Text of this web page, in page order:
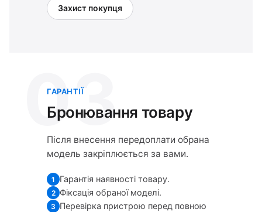
Захист покупця
03
ГАРАНТІЇ
Бронювання товару
Після внесення передоплати обрана
модель закріплюється за вами.
1 Гарантія наявності товару.
2 Фіксація обраної моделі.
3 Перевірка пристрою перед повною